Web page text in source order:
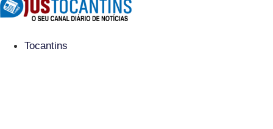
Tocantins